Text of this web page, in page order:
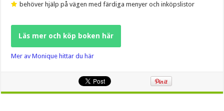
behöver hjälp på vägen med färdiga menyer och inköpslistor
Läs mer och köp boken här
Mer av Monique hittar du här